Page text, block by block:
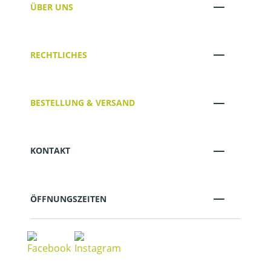
ÜBER UNS
RECHTLICHES
BESTELLUNG & VERSAND
KONTAKT
ÖFFNUNGSZEITEN